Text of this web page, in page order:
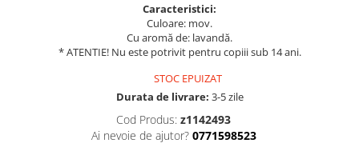
Caracteristici:
Culoare: mov.
Cu aromă de: lavandă.
* ATENTIE! Nu este potrivit pentru copiii sub 14 ani.
STOC EPUIZAT
Durata de livrare: 3-5 zile
Cod Produs: z1142493
Ai nevoie de ajutor? 0771598523